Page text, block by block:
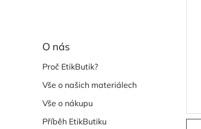
O nás
Proč EtikButik?
Vše o našich materiálech
Vše o nákupu
Příběh EtikButiku